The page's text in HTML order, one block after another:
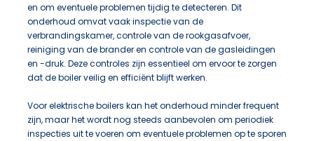
en om eventuele problemen tijdig te detecteren. Dit
onderhoud omvat vaak inspectie van de
verbrandingskamer, controle van de rookgasafvoer,
reiniging van de brander en controle van de gasleidingen
en -druk. Deze controles zijn essentieel om ervoor te zorgen
dat de boiler veilig en efficiënt blijft werken.
Voor elektrische boilers kan het onderhoud minder frequent
zijn, maar het wordt nog steeds aanbevolen om periodiek
inspecties uit te voeren om eventuele problemen op te sporen